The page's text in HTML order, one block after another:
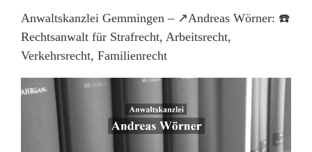
Anwaltskanzlei Gemmingen – ↗️Andreas Wörner: ☎️
Rechtsanwalt für Strafrecht, Arbeitsrecht,
Verkehrsrecht, Familienrecht